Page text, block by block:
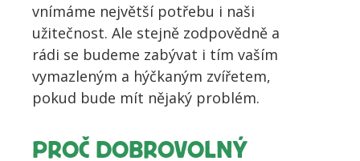
vnímáme největší potřebu i naši
užitečnost. Ale stejně zodpovědně a
rádi se budeme zabývat i tím vaším
vymazleným a hýčkaným zvířetem,
pokud bude mít nějaký problém.
PROČ DOBROVOLNÝ